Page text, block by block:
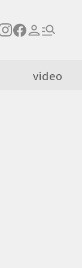
video